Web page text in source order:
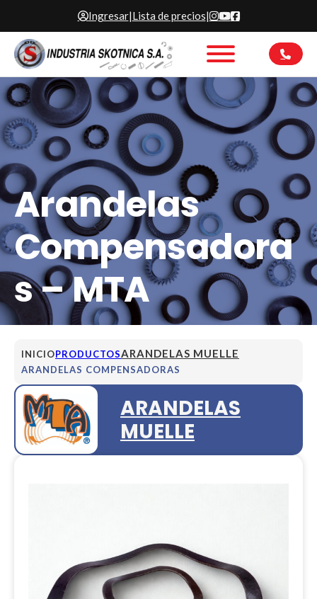
Ingresar|Lista de precios|
Arandelas
Compensadora
s – MTA
INICIOPRODUCTOSARANDELAS MUELLE
ARANDELAS COMPENSADORAS
ARANDELAS
MUELLE